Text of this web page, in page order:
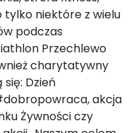
niektóre z wielu
podczas
Przechlewo
charytatywny
Dzień
akcja
Żywności czy